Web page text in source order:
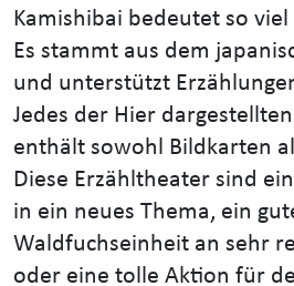
Kamishibai bedeutet so
Es stammt aus dem
und unterstützt
Jedes der Hier
enthält sowohl Bildkarten
Diese Erzähltheater sind
in ein neues Thema, ein
Waldfuchseinheit an sehr
oder eine tolle Aktion für